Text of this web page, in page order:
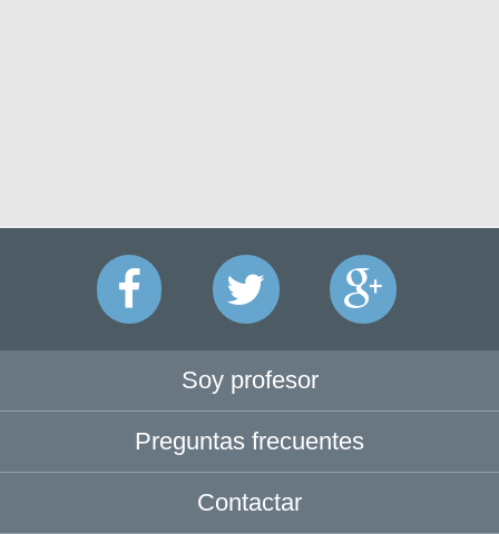
Soy profesor
Preguntas frecuentes
Contactar